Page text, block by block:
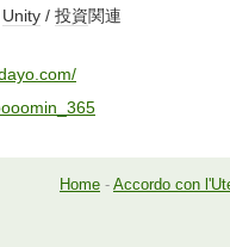
Unity / 投資関連
Home - Accordo con